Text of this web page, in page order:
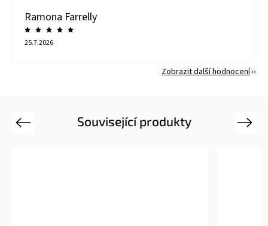
Ramona Farrelly
25.7.2026
Zobrazit další hodnocení
Související produkty
Previous Next